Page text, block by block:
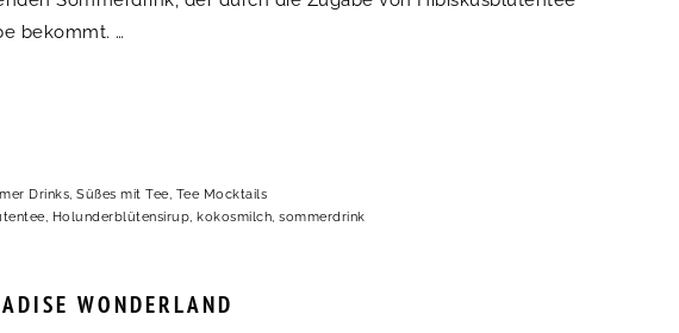
bekommt. …
Drinks, Süßes mit Tee, Tee Mocktails
, Holunderblütensirup, kokosmilch, sommerdrink
WONDERLAND